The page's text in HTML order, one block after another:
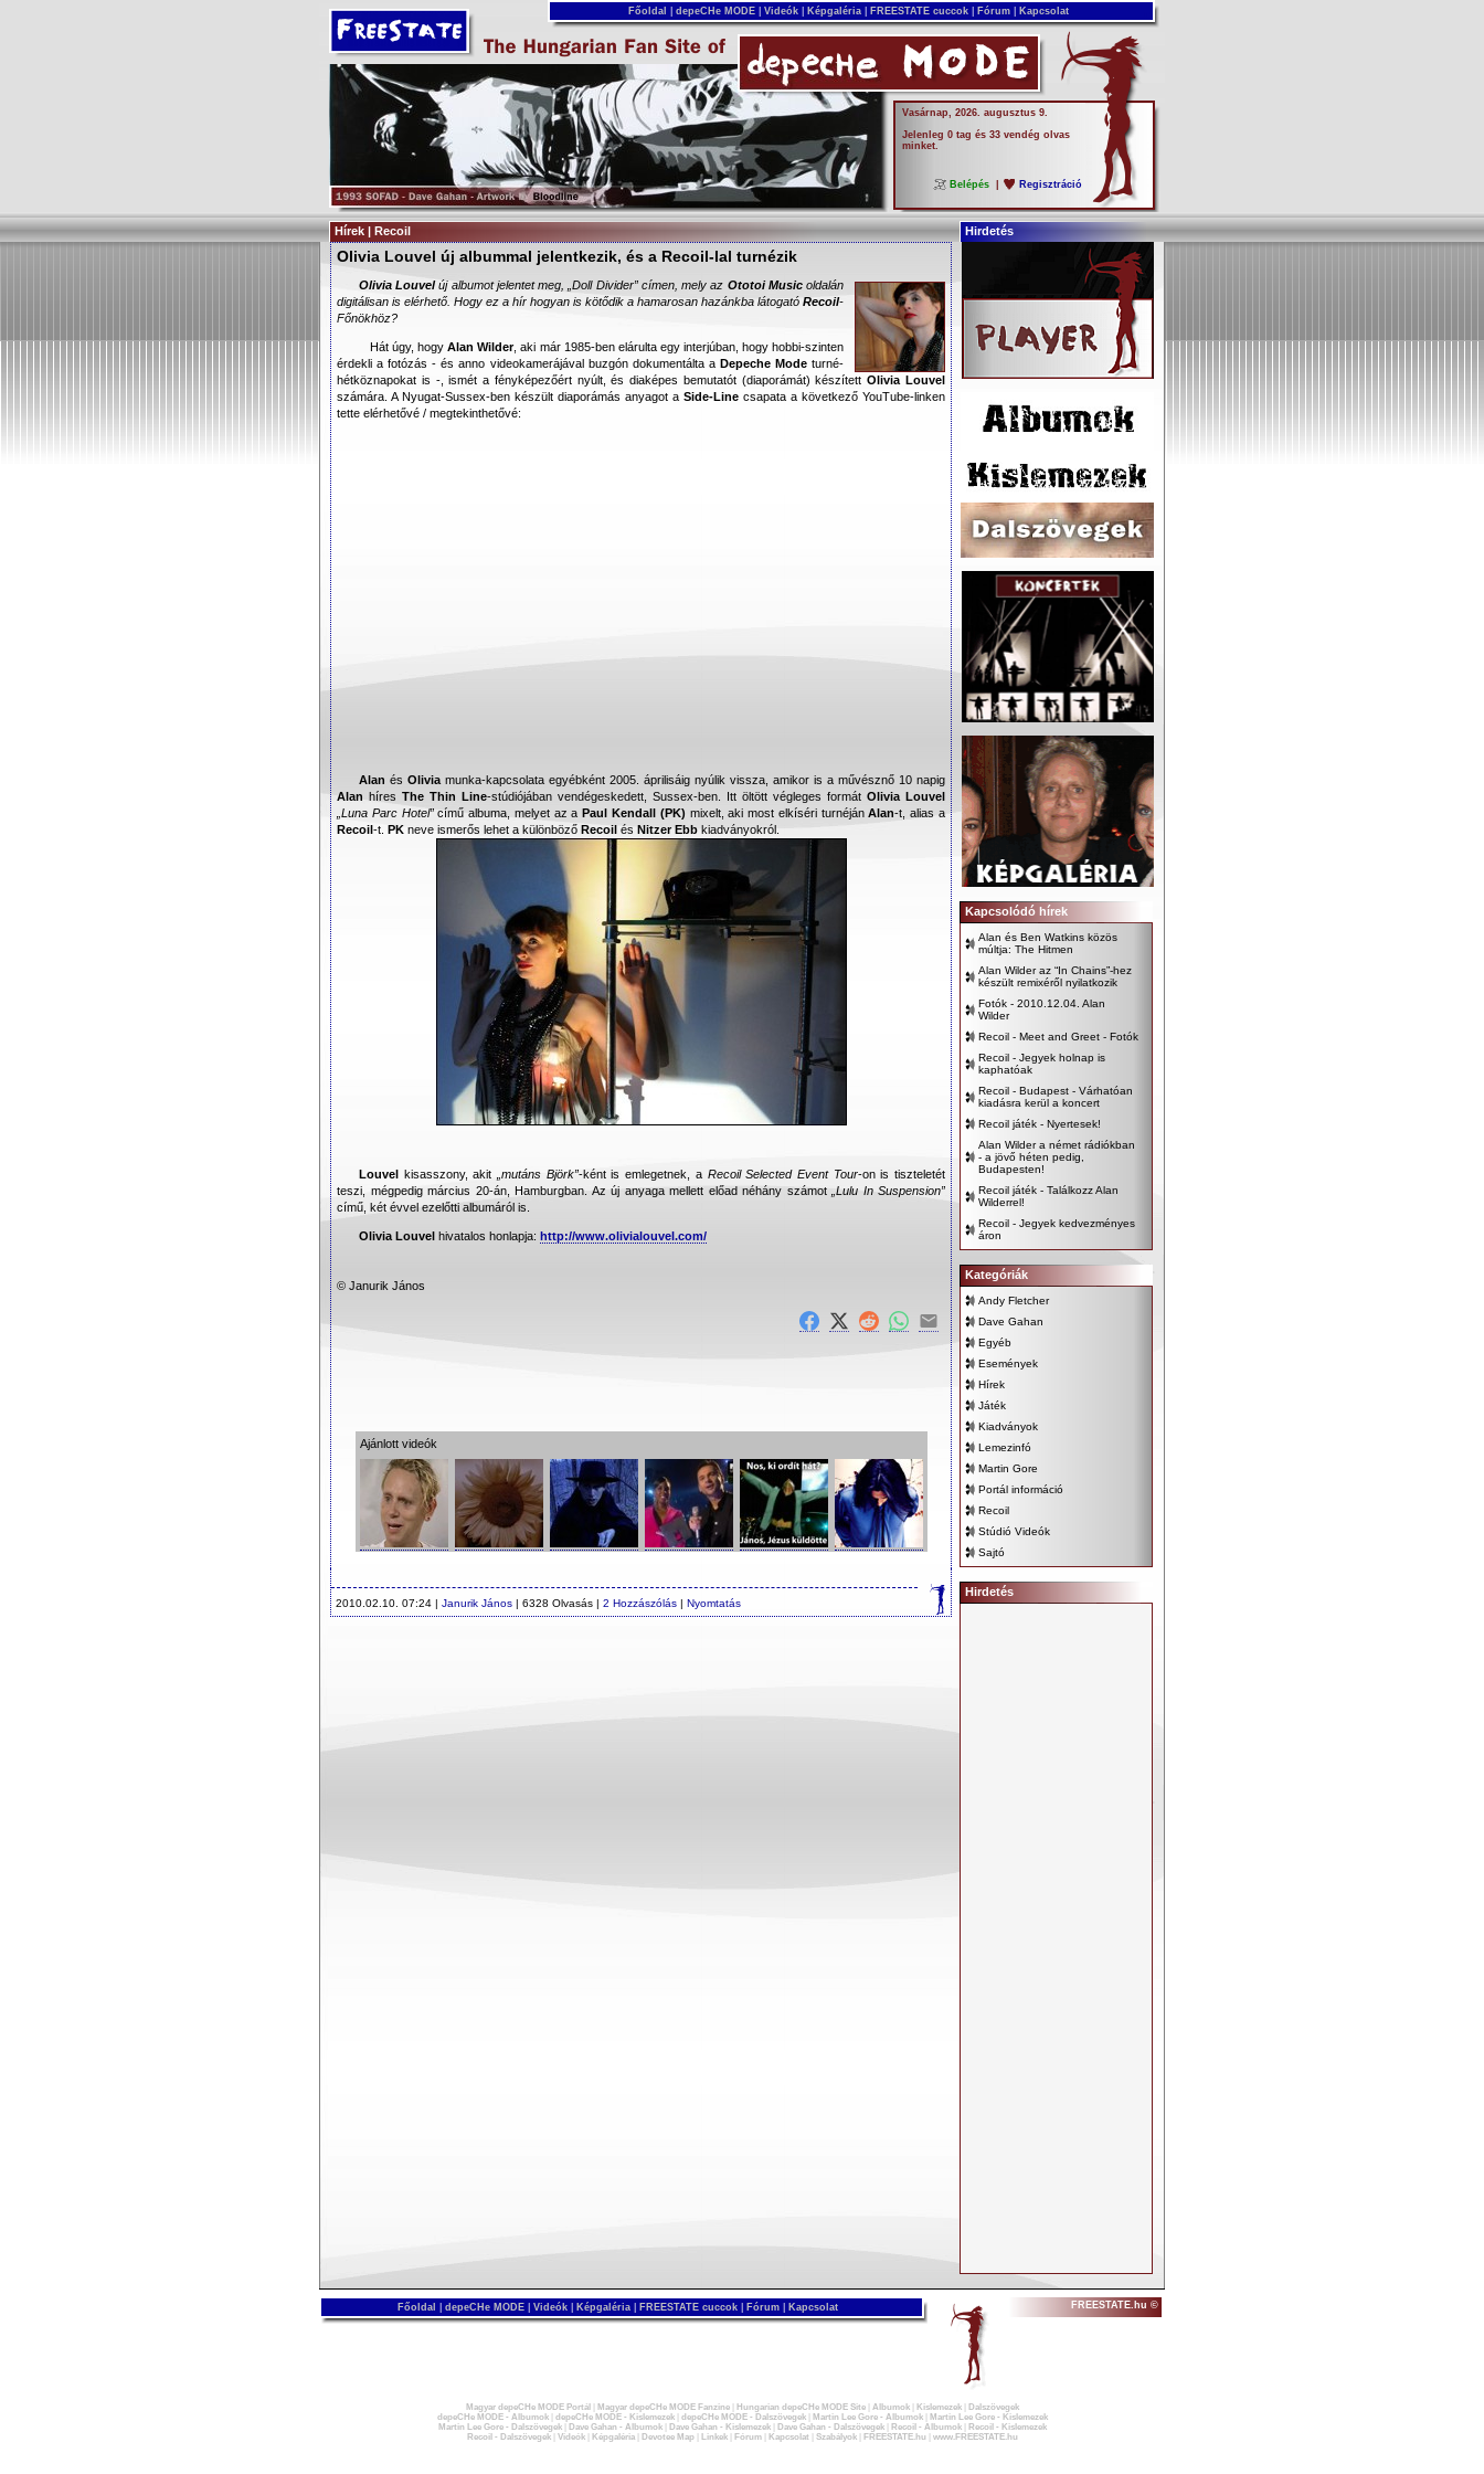
Főoldal depeCHe MODE Videók Képgaléria FREESTATE cuccok Fórum Kapcsolat
Vasárnap, 2026. augusztus 9.
Jelenleg 0 tag és 33 vendég olvas
minket.
Belépés Regisztráció
Hírek | Recoil Hirdetés
Olivia Louvel új albummal jelentkezik, és a Recoil-lal turnézik
Olivia Louvelúj albumot jelentet meg, „Doll Divider”címen, mely az Ototoi Musicoldalán
digitálisan is elérhető. Hogy ez a hír hogyan is kötődik a hamarosan hazánkba látogató Recoil-
Főnökhöz?
Hát úgy, hogyAlan Wilder, aki már 1985-ben elárulta egy interjúban, hogy hobbi-szinten
érdekli a fotózás - és anno videokamerájával buzgón dokumentálta a Depeche Modeturné-
hétköznapokat is -, ismét a fényképezőért nyúlt, és diaképes bemutatót (diaporámát) készítettOlivia Louvel
számára. A Nyugat-Sussex-ben készült diaporámás anyagot a Side-Line csapata a következő YouTube-linken
tette elérhetővé / megtekinthetővé:
Alan és Olivia munka-kapcsolata egyébként 2005. áprilisáig nyúlik vissza, amikor is a művésznő 10 napig
Alan híres The Thin Line-stúdiójában vendégeskedett, Sussex-ben. Itt öltött végleges formát Olivia Louvel
„Luna Parc Hotel”című albuma, melyet az aPaul Kendall (PK) mixelt, aki most elkíséri turnéjánAlan-t, alias a
Recoil-t. PK neve ismerős lehet a különböző Recoil és Nitzer Ebb kiadványokról.
Louvel kisasszony, akit „mutáns Björk”-ként is emlegetnek, a Recoil Selected Event Tour-on is tiszteletét
teszi, mégpedig március 20-án, Hamburgban. Az új anyaga mellett előad néhány számot
„Lulu In Suspension”
című, két évvel ezelőtti albumáról is.
Olivia Louvel hivatalos honlapja: http://www.olivialouvel.com/
© Janurik János
Ajánlott videók
2010.02.10. 07:24 | Janurik János | 6328 Olvasás | 2 Hozzászólás | Nyomtatás
Kapcsolódó hírek
Alan és Ben Watkins közös
múltja: The Hitmen
Alan Wilder az “In Chains”-hez
készült remixéről nyilatkozik
Fotók - 2010.12.04. Alan
Wilder
Recoil - Meet and Greet - Fotók
Recoil - Jegyek holnap is
kaphatóak
Recoil - Budapest - Várhatóan
kiadásra kerül a koncert
Recoil játék - Nyertesek!
Alan Wilder a német rádiókban
- a jövő héten pedig,
Budapesten!
Recoil játék - Találkozz Alan
Wilderrel!
Recoil - Jegyek kedvezményes
áron
Kategóriák
Andy Fletcher
Dave Gahan
Egyéb
Események
Hírek
Játék
Kiadványok
Lemezinfó
Martin Gore
Portál információ
Recoil
Stúdió Videók
Sajtó
Hirdetés
Főoldal depeCHe MODE Videók Képgaléria FREESTATE cuccok Fórum Kapcsolat FREESTATE.hu ©
Magyar depeCHe MODE Portál Magyar depeCHe MODE Fanzine| Hungarian depeCHe MODE Site| Albumok| Kislemezek|
Dalszövegek
depeCHe MODE - Albumok| depeCHe MODE - Kislemezek| depeCHe MODE - Dalszövegek| Martin Lee Gore - Albumok|
Martin Lee Gore - Kislemezek
Martin Lee Gore - Dalszövegek| Dave Gahan - Albumok| Dave Gahan - Kislemezek| Dave Gahan - Dalszövegek| Recoil - Albumok|
Recoil - Kislemezek
Recoil - Dalszövegek| Videók| Képgaléria| Devotee Map| Linkek| Fórum| Kapcsolat| Szabályok| FREESTATE.hu www.FREESTATE.hu